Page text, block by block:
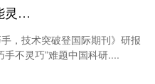
金色配资门户网 机械设备：中国科学家研发智能灵巧手，技术突破登国际期刊
，技术突破登国际期刊》研报
不灵巧”难题中国科研....